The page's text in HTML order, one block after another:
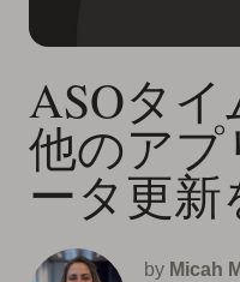
ASOタイ
他のア
ータ更新
by Micah